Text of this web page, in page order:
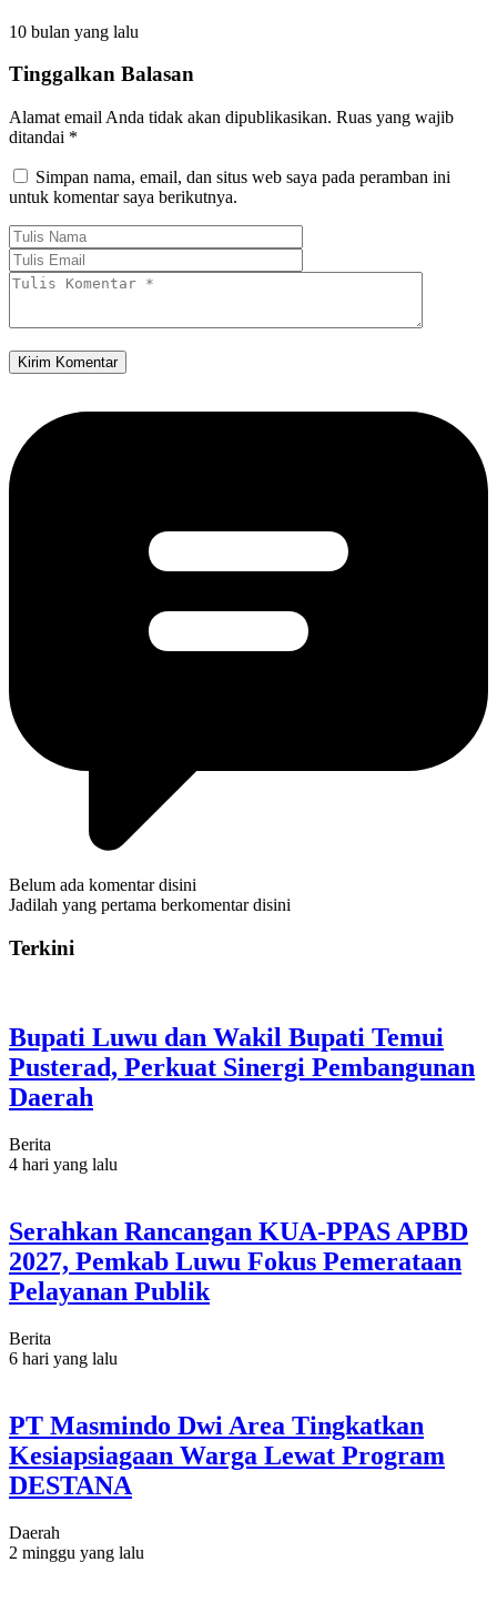
10 bulan yang lalu
Tinggalkan Balasan
Alamat email Anda tidak akan dipublikasikan. Ruas yang wajib
ditandai *
Simpan nama, email, dan situs web saya pada peramban ini
untuk komentar saya berikutnya.
Belum ada komentar disini
Jadilah yang pertama berkomentar disini
Terkini
Bupati Luwu dan Wakil Bupati Temui
Pusterad, Perkuat Sinergi Pembangunan
Daerah
Berita
4 hari yang lalu
Serahkan Rancangan KUA-PPAS APBD
2027, Pemkab Luwu Fokus Pemerataan
Pelayanan Publik
Berita
6 hari yang lalu
PT Masmindo Dwi Area Tingkatkan
Kesiapsiagaan Warga Lewat Program
DESTANA
Daerah
2 minggu yang lalu